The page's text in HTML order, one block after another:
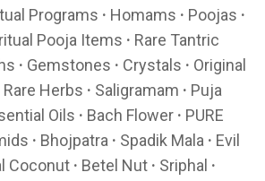
Programs · Homams · Poojas ·
Pooja Items · Rare Tantric
· Gemstones · Crystals · Original
Rare Herbs · Saligramam · Puja
Oils · Bach Flower· PURE
· Bhojpatra · Spadik Mala · Evil
Coconut· Betel Nut· Sriphal ·